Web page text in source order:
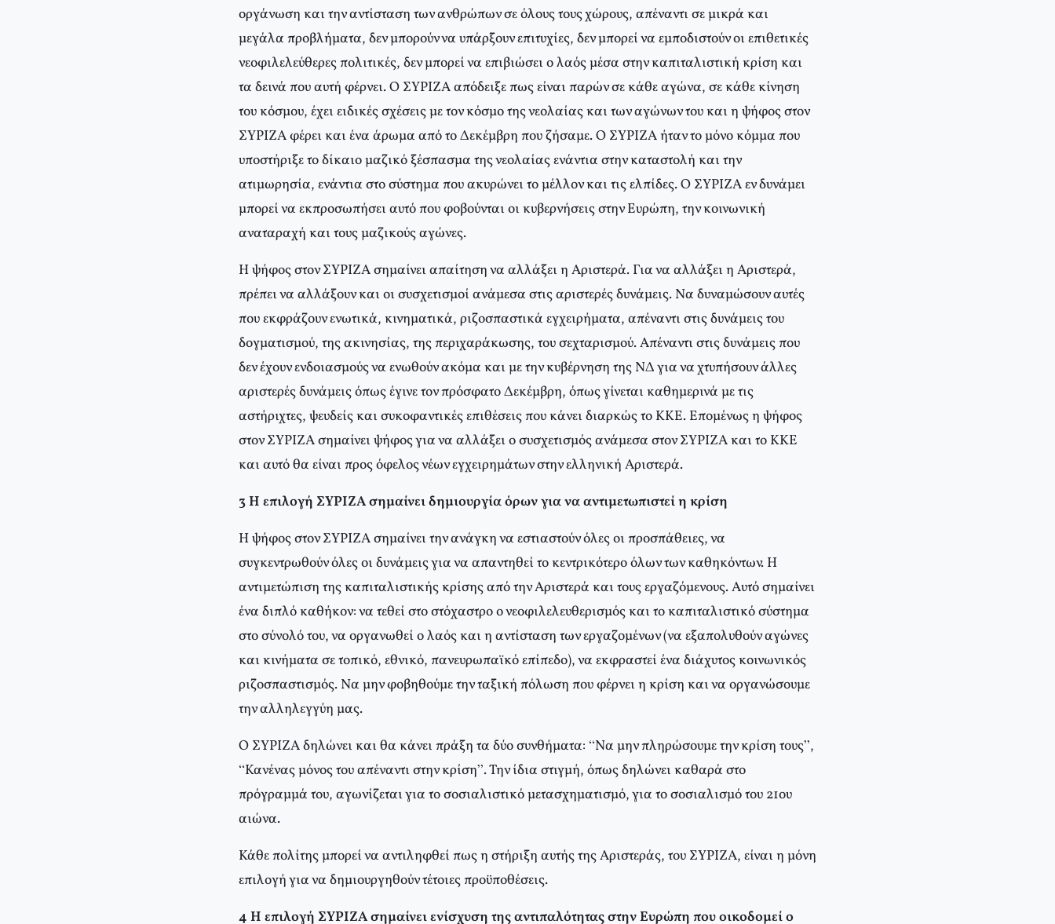
οργάνωση και την αντίσταση των ανθρώπων σε όλους τους χώρους, απέναντι σε μικρά και
μεγάλα προβλήματα, δεν μπορούν να υπάρξουν επιτυχίες, δεν μπορεί να εμποδιστούν οι επιθετικές
νεοφιλελεύθερες πολιτικές, δεν μπορεί να επιβιώσει ο λαός μέσα στην καπιταλιστική κρίση και
τα δεινά που αυτή φέρνει. Ο ΣΥΡΙΖΑ απόδειξε πως είναι παρών σε κάθε αγώνα, σε κάθε κίνηση
του κόσμου, έχει ειδικές σχέσεις με τον κόσμο της νεολαίας και των αγώνων του και η ψήφος στον
ΣΥΡΙΖΑ φέρει και ένα άρωμα από το Δεκέμβρη που ζήσαμε. Ο ΣΥΡΙΖΑ ήταν το μόνο κόμμα που
υποστήριξε το δίκαιο μαζικό ξέσπασμα της νεολαίας ενάντια στην καταστολή και την
ατιμωρησία, ενάντια στο σύστημα που ακυρώνει το μέλλον και τις ελπίδες. Ο ΣΥΡΙΖΑ εν δυνάμει
μπορεί να εκπροσωπήσει αυτό που φοβούνται οι κυβερνήσεις στην Ευρώπη, την κοινωνική
αναταραχή και τους μαζικούς αγώνες.
Η ψήφος στον ΣΥΡΙΖΑ σημαίνει απαίτηση να αλλάξει η Αριστερά. Για να αλλάξει η Αριστερά,
πρέπει να αλλάξουν και οι συσχετισμοί ανάμεσα στις αριστερές δυνάμεις. Να δυναμώσουν αυτές
που εκφράζουν ενωτικά, κινηματικά, ριζοσπαστικά εγχειρήματα, απέναντι στις δυνάμεις του
δογματισμού, της ακινησίας, της περιχαράκωσης, του σεχταρισμού. Απέναντι στις δυνάμεις που
δεν έχουν ενδοιασμούς να ενωθούν ακόμα και με την κυβέρνηση της ΝΔ για να χτυπήσουν άλλες
αριστερές δυνάμεις όπως έγινε τον πρόσφατο Δεκέμβρη, όπως γίνεται καθημερινά με τις
αστήριχτες, ψευδείς και συκοφαντικές επιθέσεις που κάνει διαρκώς το ΚΚΕ. Επομένως η ψήφος
στον ΣΥΡΙΖΑ σημαίνει ψήφος για να αλλάξει ο συσχετισμός ανάμεσα στον ΣΥΡΙΖΑ και το ΚΚΕ
και αυτό θα είναι προς όφελος νέων εγχειρημάτων στην ελληνική Αριστερά.
3 Η επιλογή ΣΥΡΙΖΑ σημαίνει δημιουργία όρων για να αντιμετωπιστεί η κρίση
Η ψήφος στον ΣΥΡΙΖΑ σημαίνει την ανάγκη να εστιαστούν όλες οι προσπάθειες, να
συγκεντρωθούν όλες οι δυνάμεις για να απαντηθεί το κεντρικότερο όλων των καθηκόντων. Η
αντιμετώπιση της καπιταλιστικής κρίσης από την Αριστερά και τους εργαζόμενους. Αυτό σημαίνει
ένα διπλό καθήκον: να τεθεί στο στόχαστρο ο νεοφιλελευθερισμός και το καπιταλιστικό σύστημα
στο σύνολό του, να οργανωθεί ο λαός και η αντίσταση των εργαζομένων (να εξαπολυθούν αγώνες
και κινήματα σε τοπικό, εθνικό, πανευρωπαϊκό επίπεδο), να εκφραστεί ένα διάχυτος κοινωνικός
ριζοσπαστισμός. Να μην φοβηθούμε την ταξική πόλωση που φέρνει η κρίση και να οργανώσουμε
την αλληλεγγύη μας.
Ο ΣΥΡΙΖΑ δηλώνει και θα κάνει πράξη τα δύο συνθήματα: “Να μην πληρώσουμε την κρίση τους”,
“Κανένας μόνος του απέναντι στην κρίση”. Την ίδια στιγμή, όπως δηλώνει καθαρά στο
πρόγραμμά του, αγωνίζεται για το σοσιαλιστικό μετασχηματισμό, για το σοσιαλισμό του 21ου
αιώνα.
Κάθε πολίτης μπορεί να αντιληφθεί πως η στήριξη αυτής της Αριστεράς, του ΣΥΡΙΖΑ, είναι η μόνη
επιλογή για να δημιουργηθούν τέτοιες προϋποθέσεις.
4 Η επιλογή ΣΥΡΙΖΑ σημαίνει ενίσχυση της αντιπαλότητας στην Ευρώπη που οικοδομεί ο